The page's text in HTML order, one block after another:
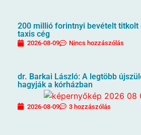
200 millió forintnyi bevételt titkolt
taxis cég
2026-08-09 Nincs hozzászólás
dr. Barkai László: A legtöbb
hagyják a kórházban
2026-08-09 3 hozzászólás